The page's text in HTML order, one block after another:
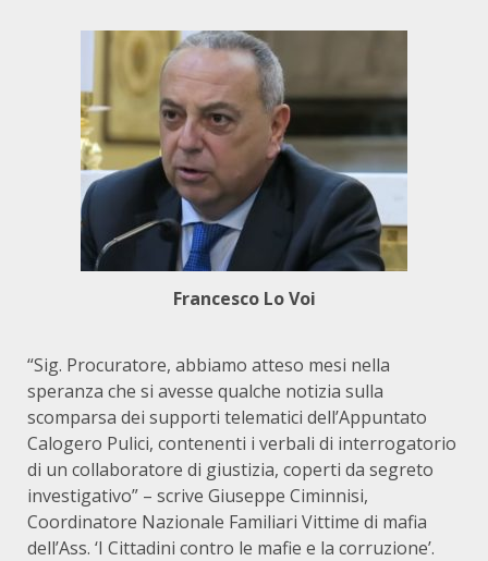
Francesco Lo Voi
“Sig. Procuratore, abbiamo atteso mesi nella
speranza che si avesse qualche notizia sulla
scomparsa dei supporti telematici dell’Appuntato
Calogero Pulici, contenenti i verbali di interrogatorio
di un collaboratore di giustizia, coperti da segreto
investigativo” – scrive Giuseppe Ciminnisi,
Coordinatore Nazionale Familiari Vittime di mafia
dell’Ass. ‘I Cittadini contro le mafie e la corruzione’.